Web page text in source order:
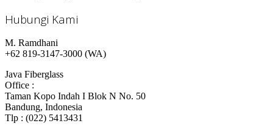
Hubungi Kami
M. Ramdhani
+62 819-3147-3000 (WA)
Java Fiberglass
Office :
Taman Kopo Indah I Blok N No. 50
Bandung, Indonesia
Tlp : (022) 5413431